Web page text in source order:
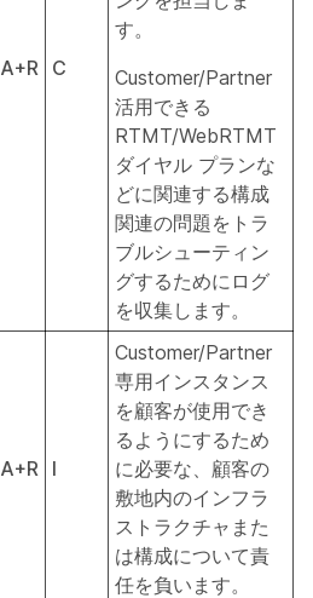
A+R C
す。
Customer/Partner
活用できる
RTMT/WebRTMT
ダイヤル プランな
どに関連する構成
関連の問題をトラ
ブルシューティン
グするためにログ
を収集します。
A+R I
Customer/Partner
専用インスタンス
を顧客が使用でき
るようにするため
に必要な、顧客の
敷地内のインフラ
ストラクチャまた
は構成について責
任を負います。